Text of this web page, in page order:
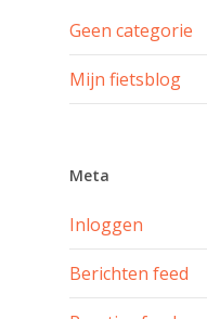
Geen categorie
Mijn fietsblog
Meta
Inloggen
Berichten feed